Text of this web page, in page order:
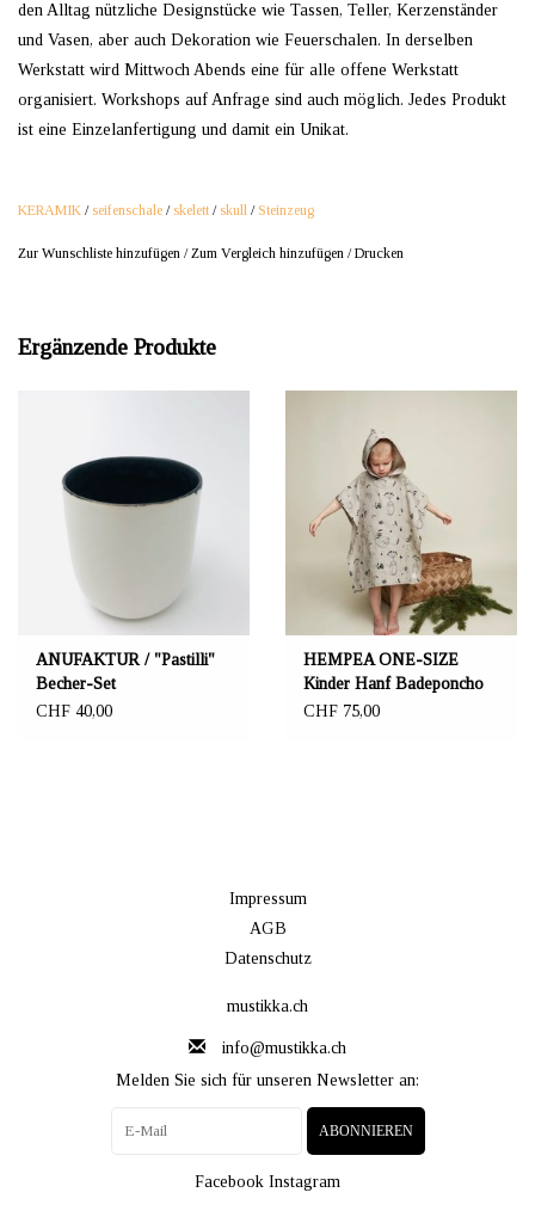
den Alltag nützliche Designstücke wie Tassen, Teller, Kerzenständer
und Vasen, aber auch Dekoration wie Feuerschalen. In derselben
Werkstatt wird Mittwoch Abends eine für alle offene Werkstatt
organisiert. Workshops auf Anfrage sind auch möglich. Jedes Produkt
ist eine Einzelanfertigung und damit ein Unikat.
KERAMIK / seifenschale / skelett/ skull / Steinzeug
Zur Wunschliste hinzufügen /Zum Vergleich hinzufügen /Drucken
Ergänzende Produkte
ANUFAKTUR / "Pastilli"
Becher-Set
CHF 40,00
HEMPEA ONE-SIZE
Kinder Hanf Badeponcho
"Sleepy forest" 70x65 cm
CHF 75,00
Impressum
AGB
Datenschutz
mustikka.ch
info@mustikka.ch
Melden Sie sich für unseren Newsletter an:
ABONNIEREN
Facebook Instagram